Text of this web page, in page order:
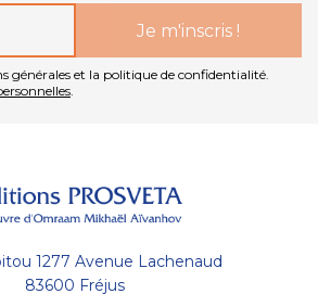
générales et la politique de confidentialité.
.
1277 Avenue Lachenaud
83600 Fréjus